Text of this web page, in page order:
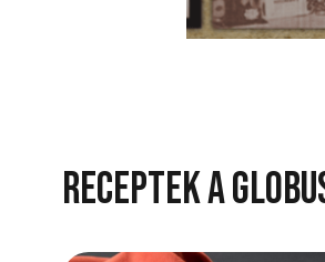
Receptek a